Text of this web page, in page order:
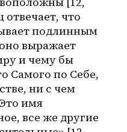
отвечает, что
подлинным
выражает
и чему бы
Самого по Себе,
ни с чем
имя
все же другие